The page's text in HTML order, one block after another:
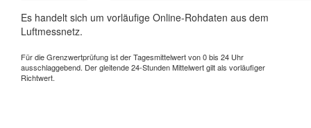
Es handelt sich um vorläufige Online-Rohdaten aus dem
Luftmessnetz.
Für die Grenzwertprüfung ist der Tagesmittelwert von 0 bis 24 Uhr
ausschlaggebend. Der gleitende 24-Stunden Mittelwert gilt als vorläufiger
Richtwert.